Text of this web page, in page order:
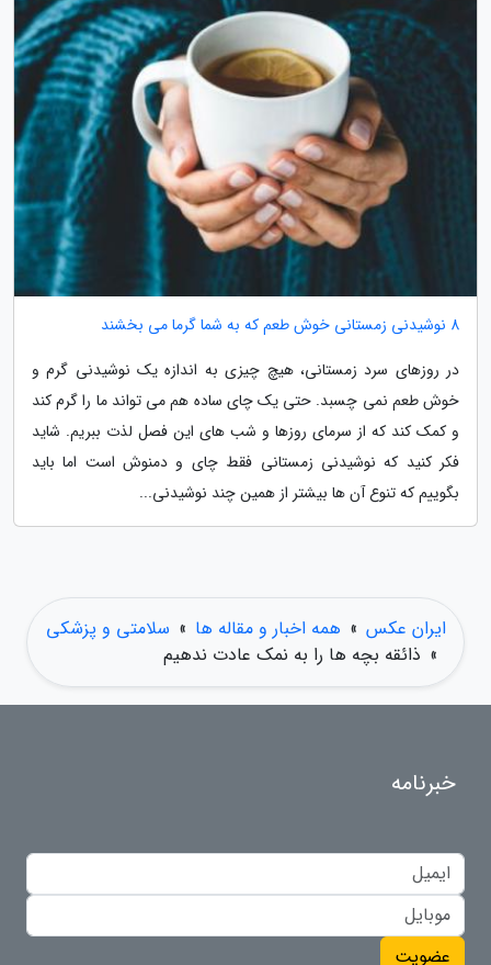
8 نوشیدنی زمستانی خوش طعم که به شما گرما می بخشند
در روزهای سرد زمستانی، هیچ چیزی به اندازه یک نوشیدنی گرم و
خوش طعم نمی چسبد. حتی یک چای ساده هم می تواند ما را گرم کند
و کمک کند که از سرمای روزها و شب های این فصل لذت ببریم. شاید
فکر کنید که نوشیدنی زمستانی فقط چای و دمنوش است اما باید
بگوییم که تنوع آن ها بیشتر از همین چند نوشیدنی...
ایران عکس » همه اخبار و مقاله ها » سلامتی و پزشکی
» ذائقه بچه ها را به نمک عادت ندهیم
خبرنامه
عضویت